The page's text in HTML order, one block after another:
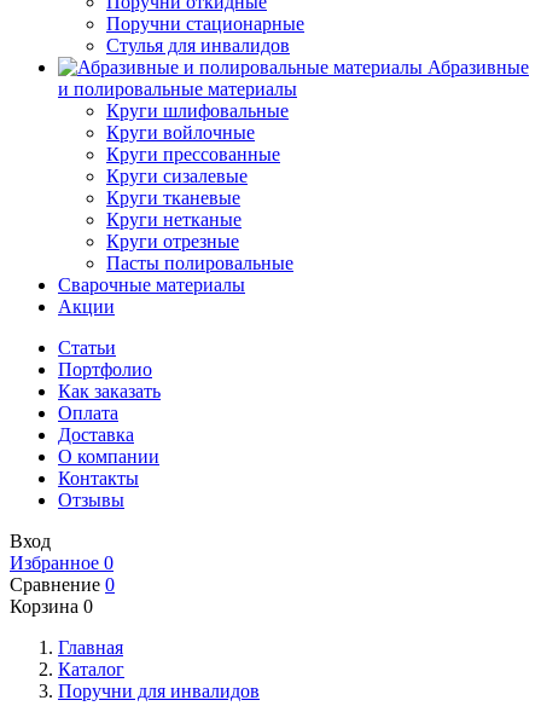
Поручни стационарные
Стулья для инвалидов
Абразивные
и полировальные материалы
Круги шлифовальные
Круги войлочные
Круги прессованные
Круги сизалевые
Круги тканевые
Круги нетканые
Круги отрезные
Пасты полировальные
Сварочные материалы
Акции
Статьи
Портфолио
Как заказать
Оплата
Доставка
О компании
Контакты
Отзывы
Вход
Избранное 0
Сравнение 0
Корзина 0
Главная
Каталог
Поручни для инвалидов